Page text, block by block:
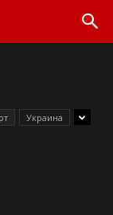
Украина